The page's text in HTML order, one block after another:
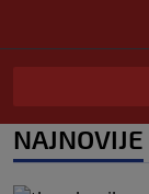
NAJNOVIJE